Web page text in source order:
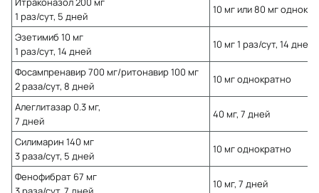
1 раз/сут, 5 дней
10 мг или 80 мг
Эзетимиб 10 мг
1 раз/сут, 14 дней
10 мг 1 раз/сут, 14 дней
Фосампренавир 700 мг/ритонавир 100 мг
2 раза/сут, 8 дней
10 мг однократно
Алеглитазар 0.3 мг,
7 дней
40 мг, 7 дней
Силимарин 140 мг
3 раза/сут, 5 дней
10 мг однократно
Фенофибрат 67 мг
10 мг, 7 дней